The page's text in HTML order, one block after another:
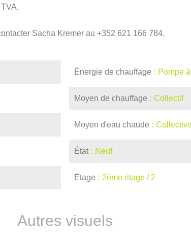
Sacha Kremer au +352 621 166 784.
Énergie de chauffage Pompe
Moyen de chauffage Collectif
Moyen d'eau chaude
État Neuf
Étage 2ème étage / 2
Autres visuels